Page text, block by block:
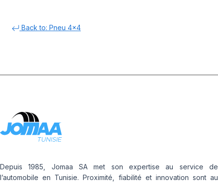
Back to: Pneu 4x4
Depuis 1985, Jomaa SA met son expertise au service de
l’automobile en Tunisie. Proximité, fiabilité et innovation sont au